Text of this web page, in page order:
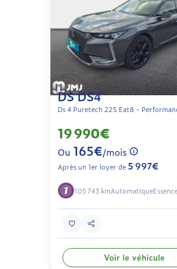
DS DS4
Ds 4 Puretech 225 Eat8 -
19 990€
Ou 165€/mois
Après un 1er loyer de 5 997€
105 743 kmAutomatique
Voir le véhicule